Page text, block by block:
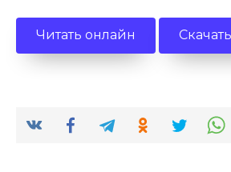
Читать онлайн